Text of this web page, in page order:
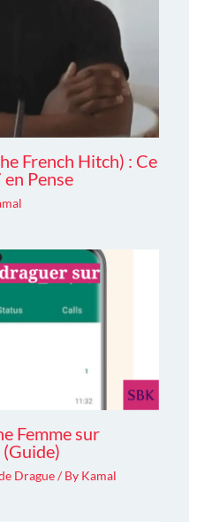
French Hitch) : Ce
Pense
Femme sur
Drague/ By Kamal